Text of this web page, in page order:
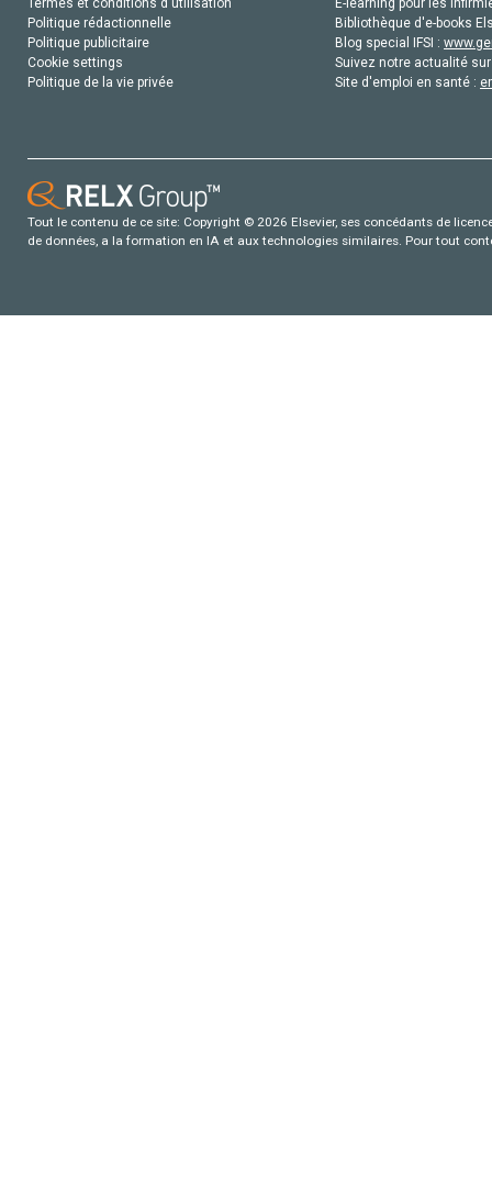
Termes et conditions d'utilisation
Politique rédactionnelle
Politique publicitaire
Cookie settings
Politique de la vie privée
E-learning pour les
Bibliothèque d'e-books
Blog special IFSI :
Suivez notre actualité
Site d'emploi en santé :
Tout le contenu de ce site: Copyright © 2026 Elsevier, ses concédants de
de données, a la formation en IA et aux technologies similaires. Pour tout